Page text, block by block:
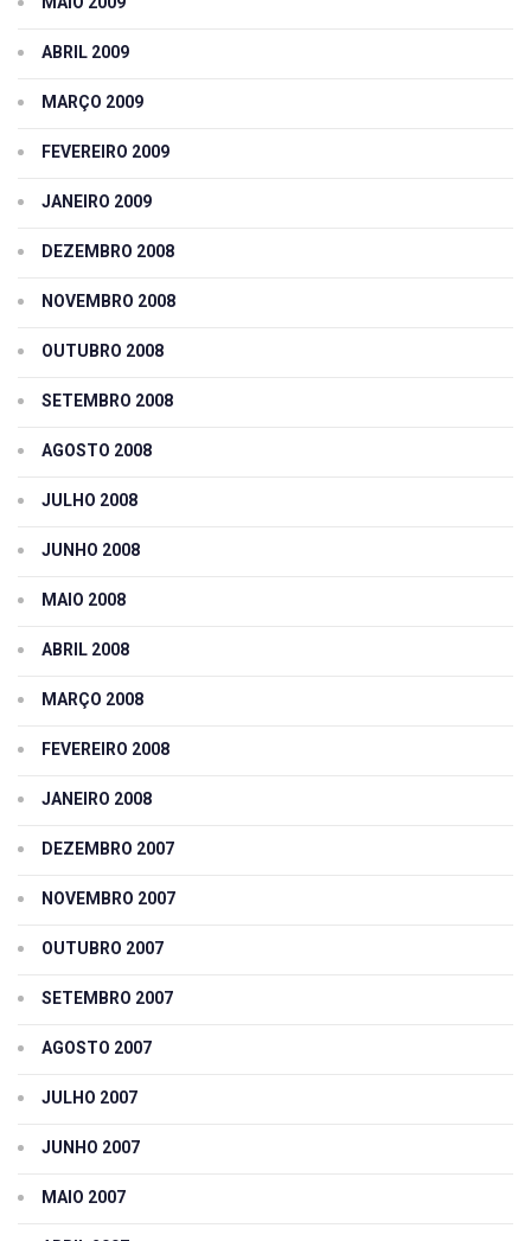
ABRIL 2009
MARÇO 2009
FEVEREIRO 2009
JANEIRO 2009
DEZEMBRO 2008
NOVEMBRO 2008
OUTUBRO 2008
SETEMBRO 2008
AGOSTO 2008
JULHO 2008
JUNHO 2008
MAIO 2008
ABRIL 2008
MARÇO 2008
FEVEREIRO 2008
JANEIRO 2008
DEZEMBRO 2007
NOVEMBRO 2007
OUTUBRO 2007
SETEMBRO 2007
AGOSTO 2007
JULHO 2007
JUNHO 2007
MAIO 2007